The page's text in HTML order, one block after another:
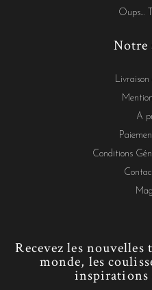
Oups...
Notre
A
Conditions
Recevez les
monde, les
inspirations